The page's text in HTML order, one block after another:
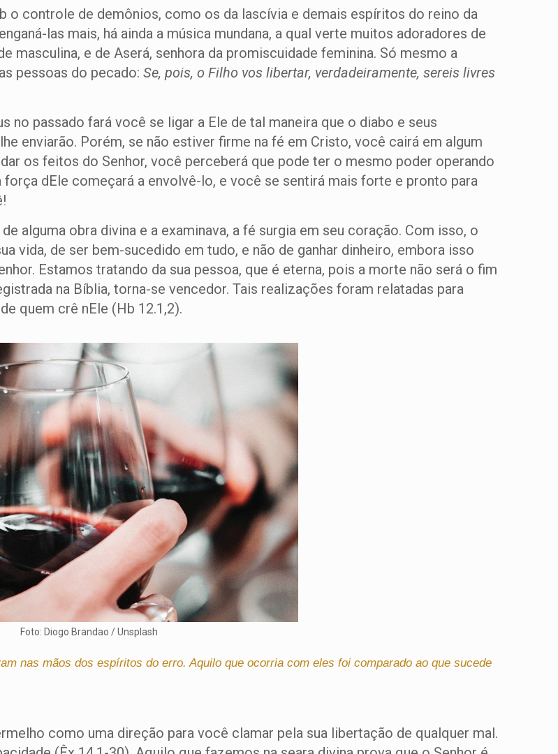
o controle de demônios, como os da lascívia e demais espíritos do reino da
las mais, há ainda a música mundana, a qual verte muitos adoradores de
masculina, e de Aserá, senhora da promiscuidade feminina. Só mesmo a
pessoas do pecado: Se, pois, o Filho vos libertar, verdadeiramente, sereis livres
no passado fará você se ligar a Ele de tal maneira que o diabo e seus
enviarão. Porém, se não estiver firme na fé em Cristo, você cairá em algum
os feitos do Senhor, você perceberá que pode ter o mesmo poder operando
força dEle começará a envolvê-lo, e você se sentirá mais forte e pronto para
alguma obra divina e a examinava, a fé surgia em seu coração. Com isso, o
vida, de ser bem-sucedido em tudo, e não de ganhar dinheiro, embora isso
Estamos tratando da sua pessoa, que é eterna, pois a morte não será o fim
na Bíblia, torna-se vencedor. Tais realizações foram relatadas para
quem crê nEle (Hb 12.1,2).
Foto: Diogo Brandao / Unsplash
nas mãos dos espíritos do erro. Aquilo que ocorria com eles foi comparado ao que sucede
como uma direção para você clamar pela sua libertação de qualquer mal.